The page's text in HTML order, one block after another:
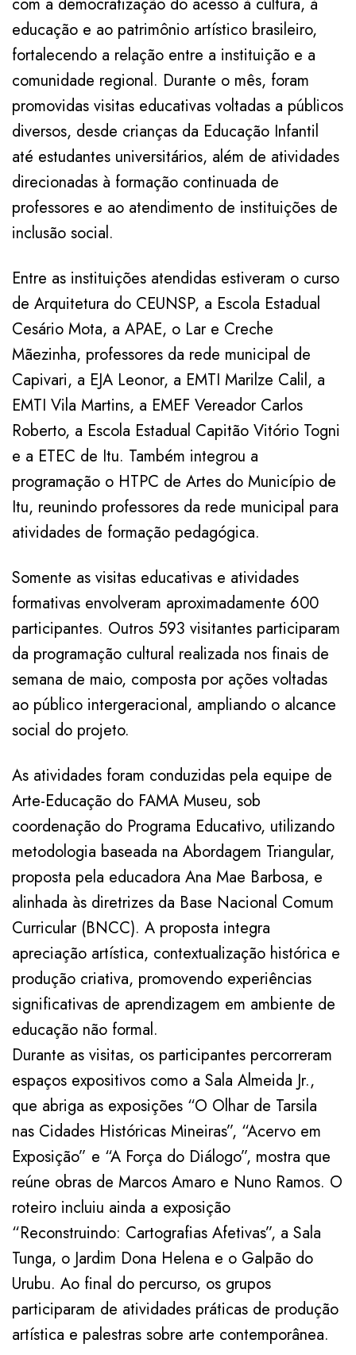
com a democratização do acesso à cultura, à
educação e ao patrimônio artístico brasileiro,
fortalecendo a relação entre a instituição e a
comunidade regional. Durante o mês, foram
promovidas visitas educativas voltadas a públicos
diversos, desde crianças da Educação Infantil
até estudantes universitários, além de atividades
direcionadas à formação continuada de
professores e ao atendimento de instituições de
inclusão social.
Entre as instituições atendidas estiveram o curso
de Arquitetura do CEUNSP, a Escola Estadual
Cesário Mota, a APAE, o Lar e Creche
Mãezinha, professores da rede municipal de
Capivari, a EJA Leonor, a EMTI Marilze Calil, a
EMTI Vila Martins, a EMEF Vereador Carlos
Roberto, a Escola Estadual Capitão Vitório Togni
e a ETEC de Itu. Também integrou a
programação o HTPC de Artes do Município de
Itu, reunindo professores da rede municipal para
atividades de formação pedagógica.
Somente as visitas educativas e atividades
formativas envolveram aproximadamente 600
participantes. Outros 593 visitantes participaram
da programação cultural realizada nos finais de
semana de maio, composta por ações voltadas
ao público intergeracional, ampliando o alcance
social do projeto.
As atividades foram conduzidas pela equipe de
Arte-Educação do FAMA Museu, sob
coordenação do Programa Educativo, utilizando
metodologia baseada na Abordagem Triangular,
proposta pela educadora Ana Mae Barbosa, e
alinhada às diretrizes da Base Nacional Comum
Curricular (BNCC). A proposta integra
apreciação artística, contextualização histórica e
produção criativa, promovendo experiências
significativas de aprendizagem em ambiente de
educação não formal.
Durante as visitas, os participantes percorreram
espaços expositivos como a Sala Almeida Jr.,
que abriga as exposições “O Olhar de Tarsila
nas Cidades Históricas Mineiras”, “Acervo em
Exposição” e “A Força do Diálogo”, mostra que
reúne obras de Marcos Amaro e Nuno Ramos. O
roteiro incluiu ainda a exposição
“Reconstruindo: Cartografias Afetivas”, a Sala
Tunga, o Jardim Dona Helena e o Galpão do
Urubu. Ao final do percurso, os grupos
participaram de atividades práticas de produção
artística e palestras sobre arte contemporânea.